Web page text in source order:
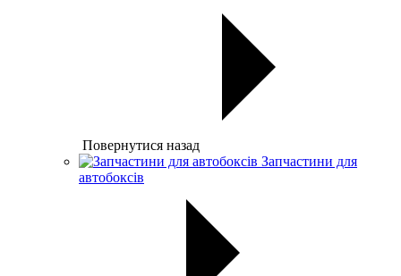
Повернутися назад
Запчастини для
автобоксів